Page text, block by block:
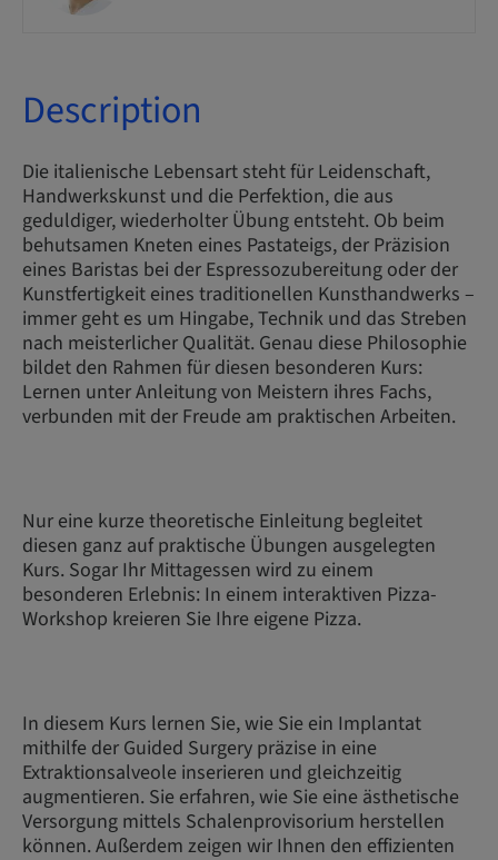
Description
Die italienische Lebensart steht für Leidenschaft,
Handwerkskunst und die Perfektion, die aus
geduldiger, wiederholter Übung entsteht. Ob beim
behutsamen Kneten eines Pastateigs, der Präzision
eines Baristas bei der Espressozubereitung oder der
Kunstfertigkeit eines traditionellen Kunsthandwerks –
immer geht es um Hingabe, Technik und das Streben
nach meisterlicher Qualität. Genau diese Philosophie
bildet den Rahmen für diesen besonderen Kurs:
Lernen unter Anleitung von Meistern ihres Fachs,
verbunden mit der Freude am praktischen Arbeiten.
Nur eine kurze theoretische Einleitung begleitet
diesen ganz auf praktische Übungen ausgelegten
Kurs. Sogar Ihr Mittagessen wird zu einem
besonderen Erlebnis: In einem interaktiven Pizza-
Workshop kreieren Sie Ihre eigene Pizza.
In diesem Kurs lernen Sie, wie Sie ein Implantat
mithilfe der Guided Surgery präzise in eine
Extraktionsalveole inserieren und gleichzeitig
augmentieren. Sie erfahren, wie Sie eine ästhetische
Versorgung mittels Schalenprovisorium herstellen
können. Außerdem zeigen wir Ihnen den effizienten